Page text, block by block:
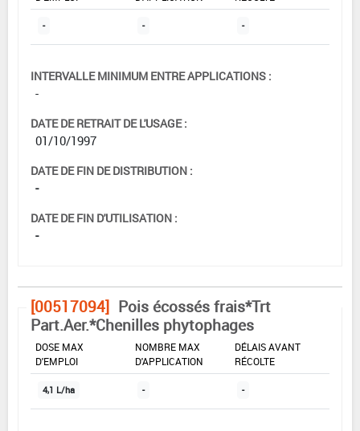
- - -
INTERVALLE MINIMUM ENTRE APPLICATIONS :
-
DATE DE RETRAIT DE L'USAGE :
01/10/1997
DATE DE FIN DE DISTRIBUTION :
-
DATE DE FIN D'UTILISATION :
-
[00517094] Pois écossés frais*Trt
Part.Aer.*Chenilles phytophages
DOSE MAX
D'EMPLOI
NOMBRE MAX
D'APPLICATION
DÉLAIS AVANT
RÉCOLTE
4,1 L/ha - -